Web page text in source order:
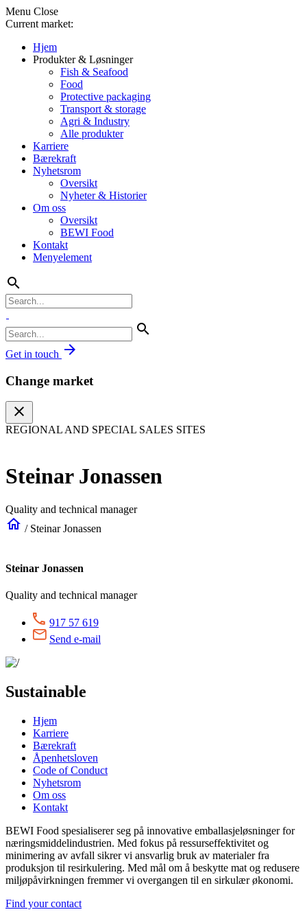
Menu Close
Current market:
Hjem
Produkter & Løsninger
Fish & Seafood
Food
Protective packaging
Transport & storage
Agri & Industry
Alle produkter
Karriere
Bærekraft
Nyhetsrom
Oversikt
Nyheter & Historier
Om oss
Oversikt
BEWI Food
Kontakt
Menyelement
search
search
Get in touch arrow_forward
Change market
close
REGIONAL AND SPECIAL SALES SITES
Steinar Jonassen
Quality and technical manager
home / Steinar Jonassen
Steinar Jonassen
Quality and technical manager
917 57 619
Send e-mail
Sustainable
Hjem
Karriere
Bærekraft
Åpenhetsloven
Code of Conduct
Nyhetsrom
Om oss
Kontakt
BEWI Food spesialiserer seg på innovative emballasjeløsninger for
næringsmiddelindustrien. Med fokus på ressurseffektivitet og
minimering av avfall sikrer vi ansvarlig bruk av materialer fra
produksjon til resirkulering. Med mål om å beskytte mat og redusere
miljøpåvirkningen fremmer vi overgangen til en sirkulær økonomi.
Find your contact